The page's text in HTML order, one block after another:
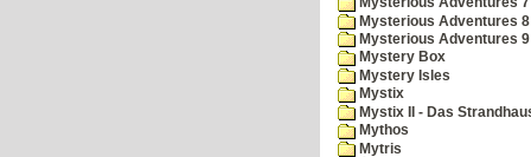
Mysterious Adventures
Mysterious Adventures
Mystery Box
Mystery Isles
Mystix
Mystix II - Das
Mythos
Mytris